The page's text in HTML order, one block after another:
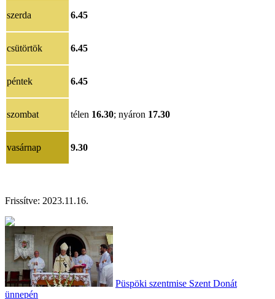
szerda 6.45
csütörtök 6.45
péntek 6.45
szombat télen 16.30; nyáron 17.30
vasárnap 9.30
Frissítve: 2023.11.16.
Püspöki szentmise Szent Donát
ünnepén